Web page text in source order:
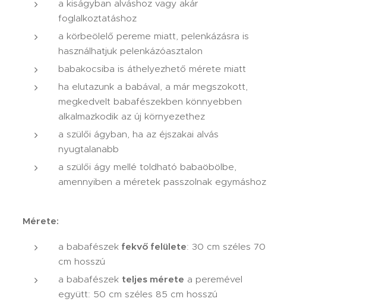
a kiságyban alváshoz vagy akár
foglalkoztatáshoz
a körbeölelő pereme miatt, pelenkázásra is
használhatjuk pelenkázóasztalon
babakocsiba is áthelyezhető mérete miatt
ha elutazunk a babával, a már megszokott,
megkedvelt babafészekben könnyebben
alkalmazkodik az új környezethez
a szülői ágyban, ha az éjszakai alvás
nyugtalanabb
a szülői ágy mellé toldható babaöbölbe,
amennyiben a méretek passzolnak egymáshoz
Mérete:
a babafészek fekvő felülete: 30 cm széles 70
cm hosszú
a babafészek teljes mérete a peremével
együtt: 50 cm széles 85 cm hosszú